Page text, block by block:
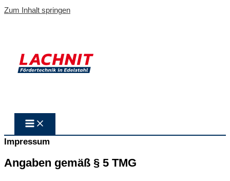
Zum Inhalt springen
Impressum
Angaben gemäß § 5 TMG